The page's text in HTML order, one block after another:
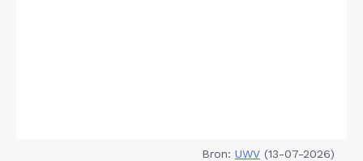
Bron: UWV (13-07-2026)